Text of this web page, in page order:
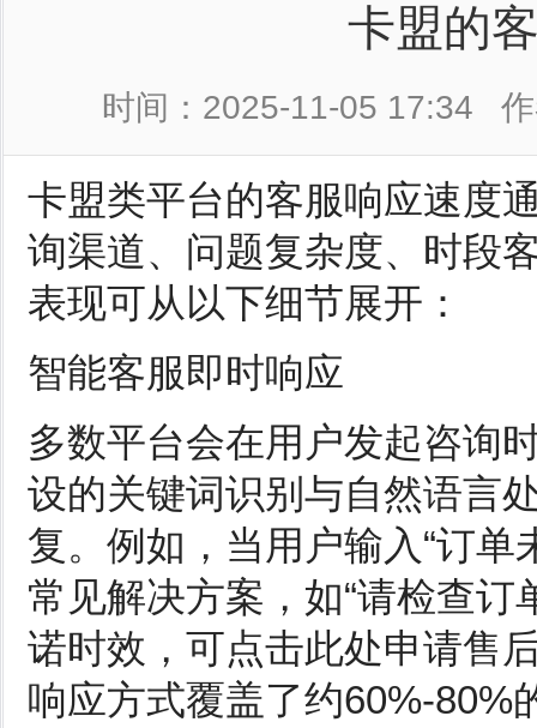
卡盟的
时间：2025-11-05 17:34
卡盟类平台的客服响应速度
询渠道、问题复杂度、时段
表现可从以下细节展开：
智能客服即时响应
多数平台会在用户发起咨询
设的关键词识别与自然语言
复。例如，当用户输入“订单
常见解决方案，如“请检查订
诺时效，可点击此处申请售
响应方式覆盖了约60%-80%